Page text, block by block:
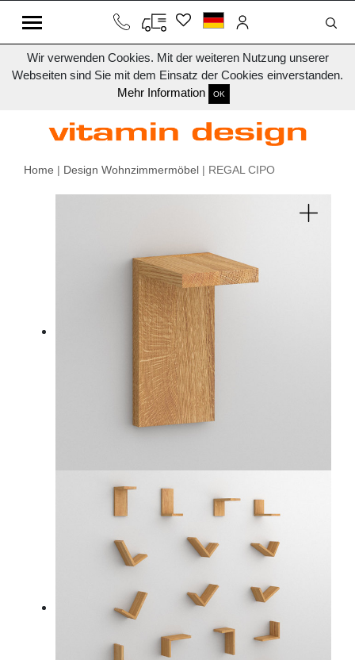
Wir verwenden Cookies. Mit der weiteren Nutzung unserer
Webseiten sind Sie mit dem Einsatz der Cookies einverstanden.
Mehr Information
OK
Home | Design Wohnzimmermöbel | REGAL CIPO